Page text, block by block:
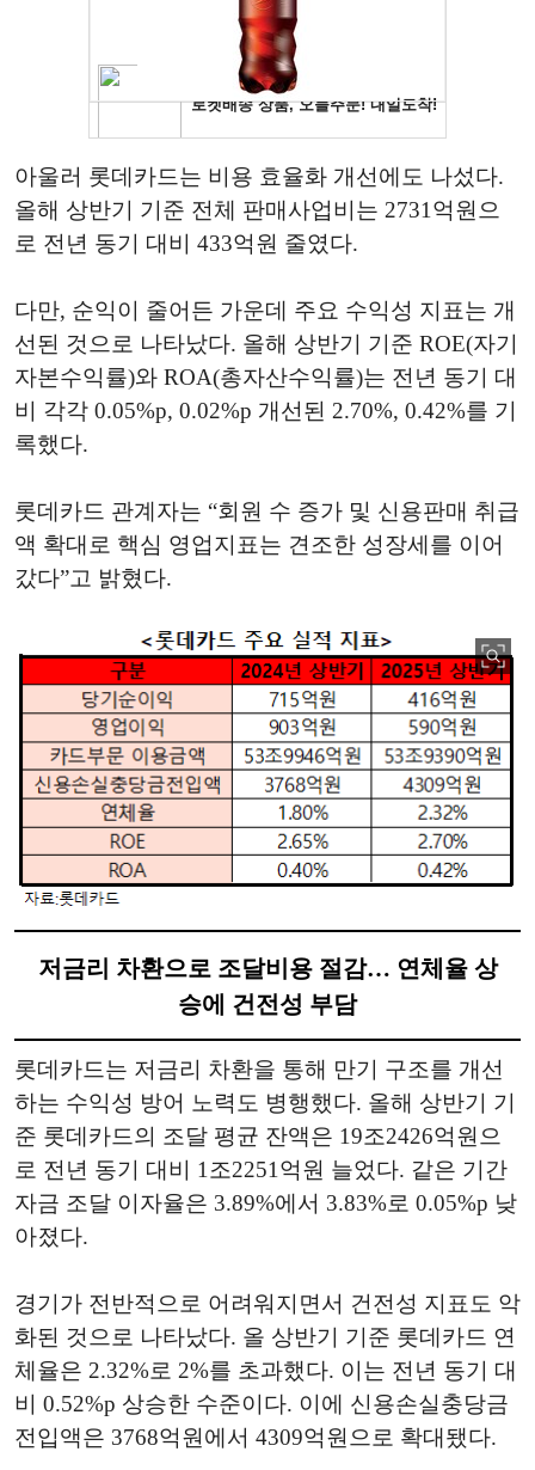
아울러 롯데카드는 비용 효율화 개선에도 나섰다.
올해 상반기 기준 전체 판매사업비는 2731억원으
로 전년 동기 대비 433억원 줄였다.
다만, 순익이 줄어든 가운데 주요 수익성 지표는 개
선된 것으로 나타났다. 올해 상반기 기준 ROE(자기
자본수익률)와 ROA(총자산수익률)는 전년 동기 대
비 각각 0.05%p, 0.02%p 개선된 2.70%, 0.42%를 기
록했다.
롯데카드 관계자는 “회원 수 증가 및 신용판매 취급
액 확대로 핵심 영업지표는 견조한 성장세를 이어
갔다”고 밝혔다.
저금리 차환으로 조달비용 절감… 연체율 상
승에 건전성 부담
롯데카드는 저금리 차환을 통해 만기 구조를 개선
하는 수익성 방어 노력도 병행했다. 올해 상반기 기
준 롯데카드의 조달 평균 잔액은 19조2426억원으
로 전년 동기 대비 1조2251억원 늘었다. 같은 기간
자금 조달 이자율은 3.89%에서 3.83%로 0.05%p 낮
아졌다.
경기가 전반적으로 어려워지면서 건전성 지표도 악
화된 것으로 나타났다. 올 상반기 기준 롯데카드 연
체율은 2.32%로 2%를 초과했다. 이는 전년 동기 대
비 0.52%p 상승한 수준이다. 이에 신용손실충당금
전입액은 3768억원에서 4309억원으로 확대됐다.